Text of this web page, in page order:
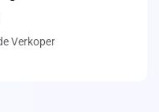
Verkoper